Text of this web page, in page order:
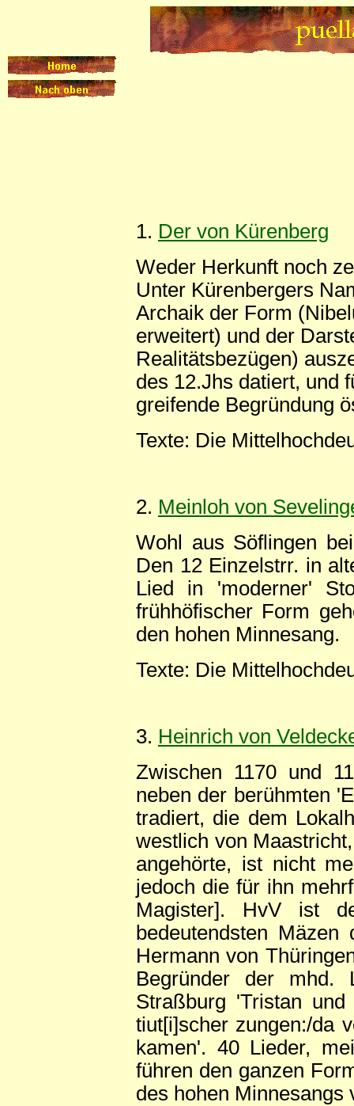
1. Der von Kürenberg
Weder Herkunft noch
Unter Kürenbergers
Archaik der Form
erweitert) und der
Realitätsbezügen)
des 12.Jhs datiert, und
greifende Begründung
Texte: Die
2. Meinloh von
Wohl aus Söflingen
Den 12 Einzelstrr. in
Lied in 'moderner'
frühhöfischer Form
den hohen Minnesang.
Texte: Die
3. Heinrich von
Zwischen 1170 und
neben der berühmten
tradiert, die dem
westlich von
angehörte, ist nicht
jedoch die für ihn
Magister]. HvV ist
bedeutendsten
Hermann von
Begründer der mhd.
Straßburg 'Tristan
tiut[i]scher zungen:/da
kamen'. 40 Lieder,
führen den ganzen
des hohen Minnesangs